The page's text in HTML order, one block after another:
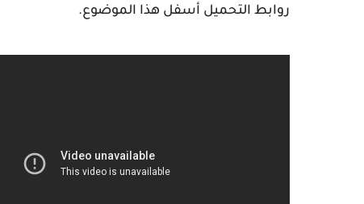
روابط التحميل أسفل هذا الموضوع.